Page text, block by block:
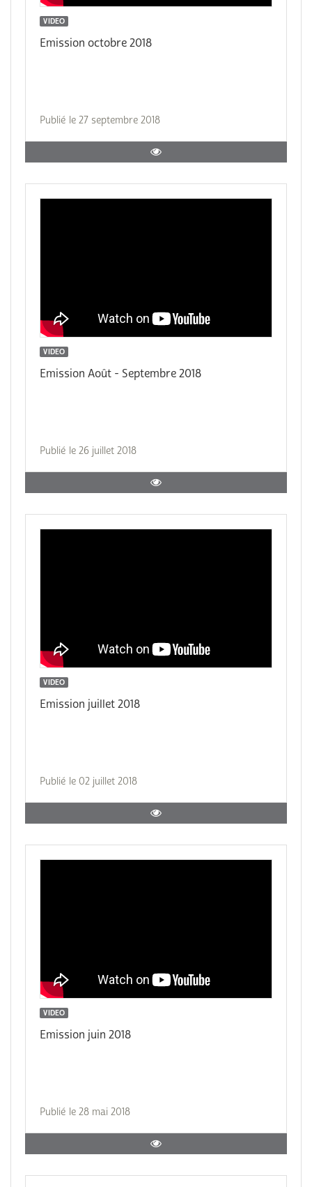
VIDEO
Emission octobre 2018
Publié le 27 septembre 2018
VIDEO
Emission Août - Septembre 2018
Publié le 26 juillet 2018
VIDEO
Emission juillet 2018
Publié le 02 juillet 2018
VIDEO
Emission juin 2018
Publié le 28 mai 2018